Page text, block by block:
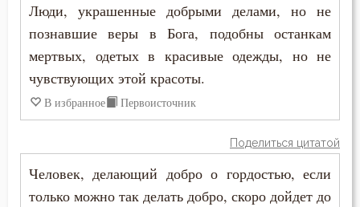
Воздаяние
Вознесение
Воля
Симеон Новый Богослов
Феогност
Феодор Студит
Люди, украшенные добрыми делами, но не
познавшие веры в Бога, подобны останкам
мертвых, одетых в красивые одежды, но не
чувствующих этой красоты.
В избранное Первоисточник
Поделиться цитатой
Человек, делающий добро о гордостью, если
только можно так делать добро, скоро дойдет до